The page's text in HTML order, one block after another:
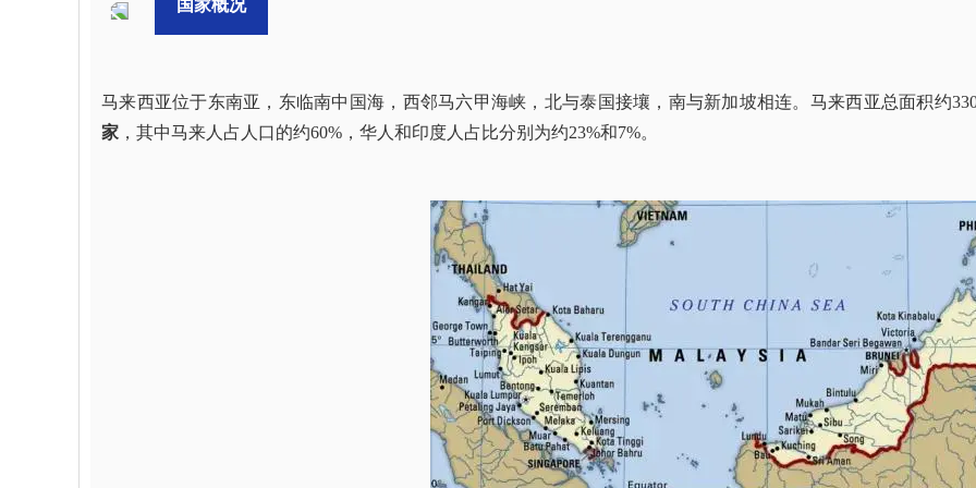
国家概况
马来西亚位于东南亚，东临南中国海，西邻马六甲海峡，北与泰国接壤，南与新加坡相连。马来西亚总面积约
家 ，其中马来人占人口的约60%，华人和印度人占比分别为约23%和7%。